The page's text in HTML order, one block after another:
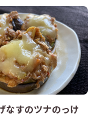
なすのツナのっけ